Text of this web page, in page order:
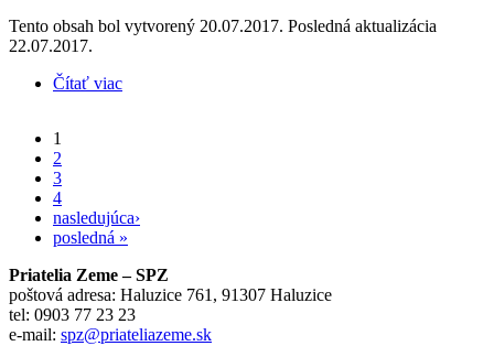
Tento obsah bol vytvorený 20.07.2017. Posledná aktualizácia
22.07.2017.
Čítať viac
Stránky
1
2
3
4
nasledujúca›
posledná »
Priatelia Zeme – SPZ
poštová adresa: Haluzice 761, 91307 Haluzice
tel: 0903 77 23 23
e-mail: spz@priateliazeme.sk